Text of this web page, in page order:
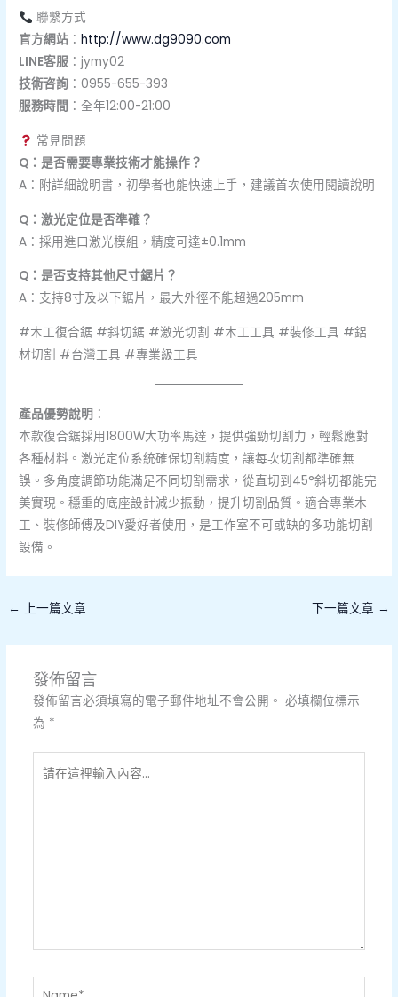
聯繫方式
官方網站 ：http://www.dg9090.com
LINE客服 ：jymy02
技術咨詢 ：0955-655-393
服務時間 ：全年12:00-21:00
常見問題
Q：是否需要專業技術才能操作？
A：附詳細說明書，初學者也能快速上手，建議首次使用閱讀說明
Q：激光定位是否準確？
A：採用進口激光模組，精度可達±0.1mm
Q：是否支持其他尺寸鋸片？
A：支持8寸及以下鋸片，最大外徑不能超過205mm
#木工復合鋸 #斜切鋸 #激光切割 #木工工具 #裝修工具 #鋁
材切割 #台灣工具 #專業級工具
產品優勢說明 ：
本款復合鋸採用1800W大功率馬達，提供強勁切割力，輕鬆應對
各種材料。激光定位系統確保切割精度，讓每次切割都準確無
誤。多角度調節功能滿足不同切割需求，從直切到45°斜切都能完
美實現。穩重的底座設計減少振動，提升切割品質。適合專業木
工、裝修師傅及DIY愛好者使用，是工作室不可或缺的多功能切割
設備。
← 上一篇文章 下一篇文章 →
發佈留言
發佈留言必須填寫的電子郵件地址不會公開。 必填欄位標示
為 *
在
Name*